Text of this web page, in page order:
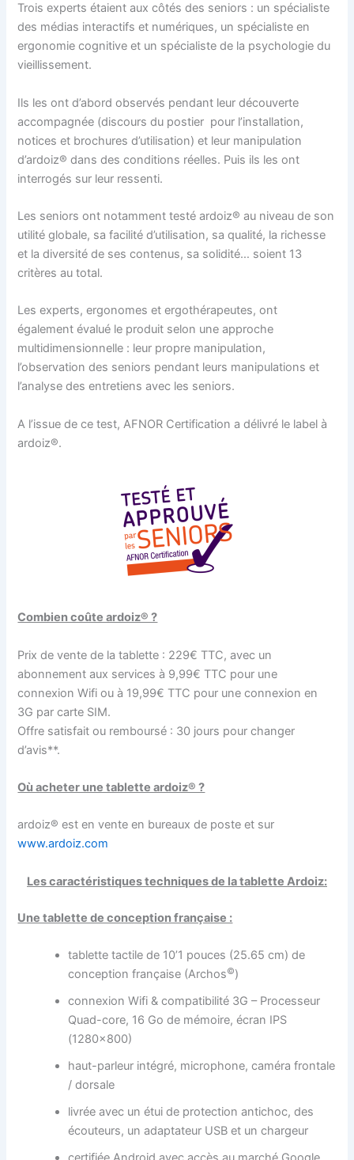
Trois experts étaient aux côtés des seniors : un spécialiste
des médias interactifs et numériques, un spécialiste en
ergonomie cognitive et un spécialiste de la psychologie du
vieillissement.
Ils les ont d’abord observés pendant leur découverte
accompagnée (discours du postier pour l’installation,
notices et brochures d’utilisation) et leur manipulation
d’ardoiz® dans des conditions réelles. Puis ils les ont
interrogés sur leur ressenti.
Les seniors ont notamment testé ardoiz® au niveau de son
utilité globale, sa facilité d’utilisation, sa qualité, la richesse
et la diversité de ses contenus, sa solidité… soient 13
critères au total.
Les experts, ergonomes et ergothérapeutes, ont
également évalué le produit selon une approche
multidimensionnelle : leur propre manipulation,
l’observation des seniors pendant leurs manipulations et
l’analyse des entretiens avec les seniors.
A l’issue de ce test, AFNOR Certification a délivré le label à
ardoiz®.
Combien coûte ardoiz® ?
Prix de vente de la tablette : 229€ TTC, avec un
abonnement aux services à 9,99€ TTC pour une
connexion Wifi ou à 19,99€ TTC pour une connexion en
3G par carte SIM.
Offre satisfait ou remboursé : 30 jours pour changer
d’avis**.
Où acheter une tablette ardoiz® ?
ardoiz® est en vente en bureaux de poste et sur
www.ardoiz.com
Les caractéristiques techniques de la tablette Ardoiz:
Une tablette de conception française :
tablette tactile de 10’1 pouces (25.65 cm) de
conception française (Archos©)
connexion Wifi & compatibilité 3G – Processeur
Quad-core, 16 Go de mémoire, écran IPS
(1280×800)
haut-parleur intégré, microphone, caméra frontale
/ dorsale
livrée avec un étui de protection antichoc, des
écouteurs, un adaptateur USB et un chargeur